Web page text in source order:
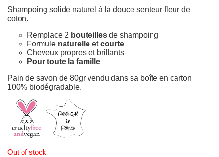
rating
Shampoing solide naturel à la douce senteur fleur de
coton.
Remplace 2 bouteilles de shampoing
Formule naturelle etcourte
Cheveux propres et brillants
Pour toute la famille
Pain de savon de 80gr vendu dans sa boîte en carton
100% biodégradable.
Out of stock